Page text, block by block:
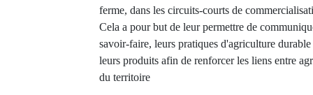
ferme, dans les circuits-courts de
Cela a pour but de leur permettre de
savoir-faire, leurs pratiques d'agriculture
leurs produits afin de renforcer les liens entre
du territoire